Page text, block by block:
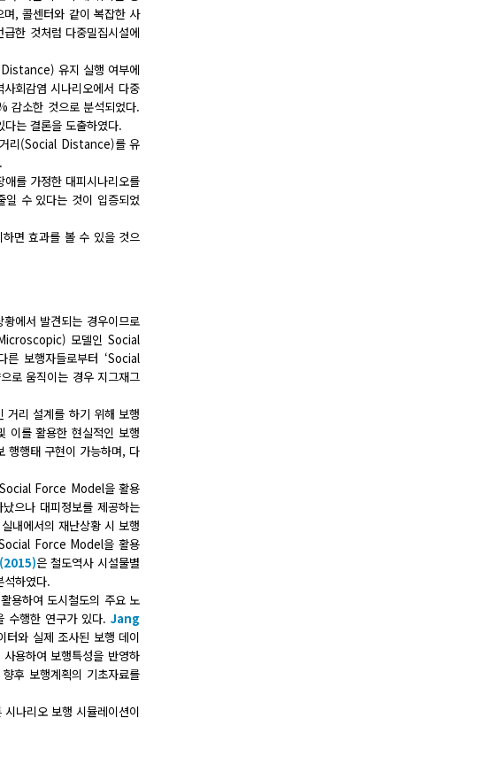
, 콜센터와 같이 복잡한 사
한 것처럼 다중밀집시설에
유지 실행 여부에
회감염 시나리오에서 다중
감소한 것으로 분석되었다.
는 결론을 도출하였다.
거리(Social Distance)를 유
를 가정한 대피시나리오를
일 수 있다는 것이 입증되었
면 효과를 볼 수 있을 것으
에서 발견되는 경우이므로
모델인 Social
보행자들로부터 ‘Social
로 움직이는 경우 지그재그
거리 설계를 하기 위해 보행
를 활용한 현실적인 보행
행행태 구현이 가능하며, 다
Social Force Model을 활용
으나 대피정보를 제공하는
내에서의 재난상황 시 보행
Force Model을 활용
은 철도역사 시설물별
하였다.
용하여 도시철도의 주요 노
수행한 연구가 있다. Jang
와 실제 조사된 보행 데이
용하여 보행특성을 반영하
후 보행계획의 기초자료를
나리오 보행 시뮬레이션이